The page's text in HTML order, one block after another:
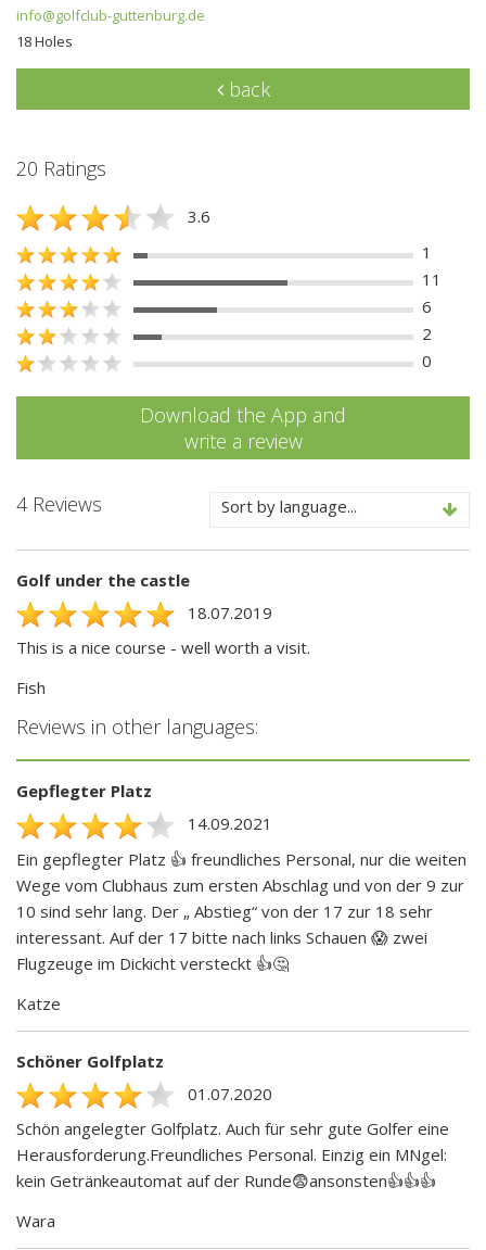
info@golfclub-guttenburg.de
18 Holes
back
20 Ratings
3.6
1
11
6
2
0
Download the App and
write a review
4 Reviews Sort by language...
Golf under the castle
18.07.2019
This is a nice course - well worth a visit.
Fish
Reviews in other languages:
Gepflegter Platz
14.09.2021
Ein gepflegter Platz 👍 freundliches Personal, nur die weiten
Wege vom Clubhaus zum ersten Abschlag und von der 9 zur
10 sind sehr lang. Der „ Abstieg“ von der 17 zur 18 sehr
interessant. Auf der 17 bitte nach links Schauen 😱 zwei
Flugzeuge im Dickicht versteckt 👍🤔
Katze
Schöner Golfplatz
01.07.2020
Schön angelegter Golfplatz. Auch für sehr gute Golfer eine
Herausforderung.Freundliches Personal. Einzig ein MNgel:
kein Getränkeautomat auf der Runde😨ansonsten👍👍👍
Wara